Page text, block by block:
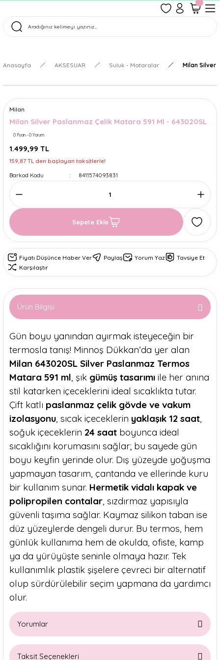
Tüm Siparişler Aynı Gün Kargoda!
Anasayfa AKSESUAR Suluk - Mataralar Milan Silver
Milan
Milan Silver Paslanmaz Çelik Matara 591 Ml - 643020SL
0 Puan - 0 Yorum
1.499,99 TL
159,87 TL den başlayan taksitlerle!
Barkod Kodu
8411574093831
Sepete Ekle
Fiyatı Düşünce Haber Ver Paylaş Yorum Yaz
Tavsiye Et
Karşılaştır
Ürün Bilgisi
Gün boyu yanından ayırmak isteyeceğin bir
termosla tanış! Minnoş Dükkan’da yer alan
Milan 643020SL Silver Paslanmaz Termos
Matara 591 ml, şık gümüş tasarımı ile her anına
stil katarken içeceklerini ideal sıcaklıkta tutar.
Çift katlı paslanmaz çelik gövde ve vakum
izolasyonu, sıcak içeceklerin yaklaşık 12 saat,
soğuk içeceklerin 24 saat boyunca ideal
sıcaklığını korumasını sağlar; bu sayede gün
boyu keyfin yerinde olur. Dış yüzeyde yoğuşma
yapmayan tasarım, çantanda ve ellerinde kuru
bir kullanım sunar. Hermetik vidalı kapak ve
polipropilen contalar, sızdırmaz yapısıyla
güvenli taşıma sağlar. Kaymaz silikon taban ise
düz yüzeylerde dengeli durur. Bu termos, hem
günlük kullanıma hem de okulda, ofiste, kamp
ya da yürüyüşte seninle olmaya hazır. Tek
kullanımlık plastik şişelere çevreci bir alternatif
olup sürdürülebilir seçim yapmana da yardımcı
olur.
Yorumlar
Taksit Seçenekleri